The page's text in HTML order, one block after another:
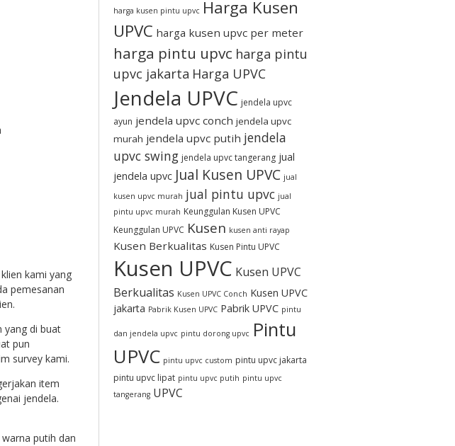
kami yang
pemesanan
yang di buat
pun
survey kami.
item
jendela.
putih dan
harga kusen pintu upvc Harga Kusen
UPVC harga kusen upvc per meter
harga pintu upvc harga pintu
upvc jakarta Harga UPVC
Jendela UPVC jendela upvc
ayun jendela upvc conch jendela upvc
murah jendela upvc putih jendela
upvc swing jendela upvc tangerang jual
jendela upvc Jual Kusen UPVC jual
kusen upvc murah jual pintu upvc jual
pintu upvc murah Keunggulan Kusen UPVC
Keunggulan UPVC Kusen kusen anti rayap
Kusen Berkualitas Kusen Pintu UPVC
Kusen UPVC Kusen UPVC
Berkualitas Kusen UPVC Conch Kusen UPVC
jakarta Pabrik Kusen UPVC Pabrik UPVC pintu
dan jendela upvc pintu dorong upvc Pintu
UPVC pintu upvc custom pintu upvc jakarta
pintu upvc lipat pintu upvc putih pintu upvc
tangerang UPVC